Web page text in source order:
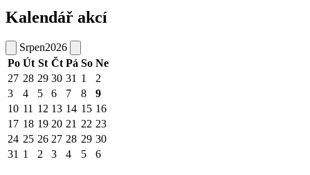
Kalendář akcí
Srpen2026
Po Út St Čt Pá So Ne
27 28 29 30 31 1
2
3
4 5 6 7 8
9
10 11 12 13 14 15 16
17 18 19 20 21 22 23
24 25 26 27 28 29 30
31 1 2 3 4 5 6